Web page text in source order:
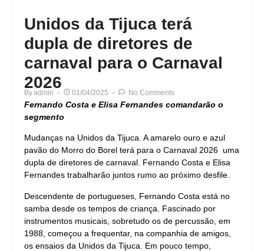
Unidos da Tijuca terá
dupla de diretores de
carnaval para o Carnaval
2026
ByAdmin 01/04/2025 No Comments
Fernando Costa e Elisa Fernandes comandarão o
segmento
Mudanças na Unidos da Tijuca. A amarelo ouro e azul
pavão do Morro do Borel terá para o Carnaval 2026 uma
dupla de diretores de carnaval. Fernando Costa e Elisa
Fernandes trabalharão juntos rumo ao próximo desfile.
Descendente de portugueses, Fernando Costa está no
samba desde os tempos de criança. Fascinado por
instrumentos musicais, sobretudo os de percussão, em
1988, começou a frequentar, na companhia de amigos,
os ensaios da Unidos da Tijuca. Em pouco tempo,